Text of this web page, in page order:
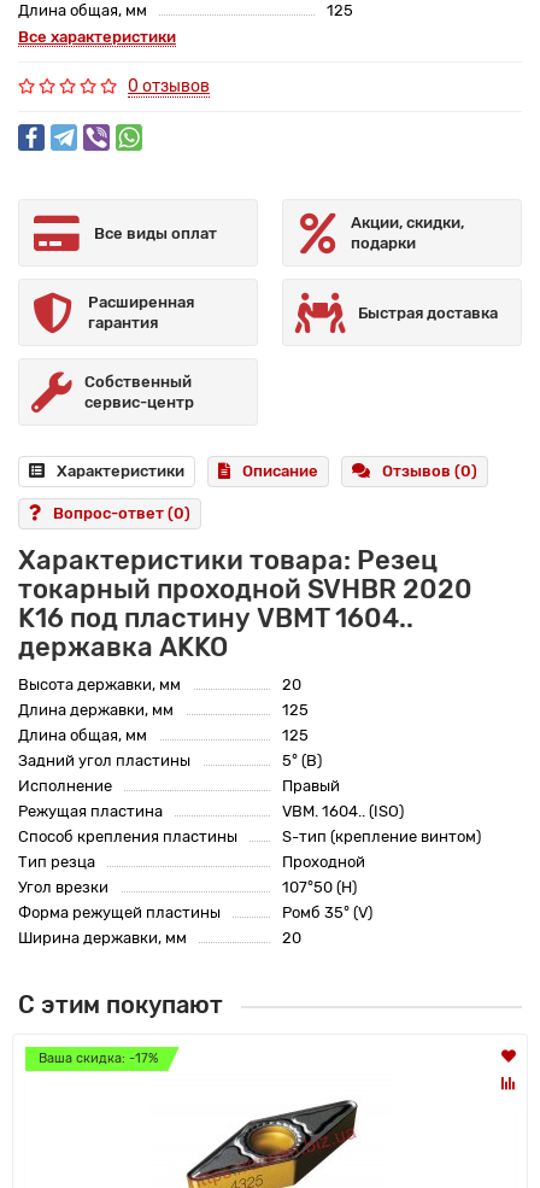
Длина общая, мм
125
Все характеристики
0 отзывов
Все виды оплат
Акции, скидки,
подарки
Расширенная
гарантия
Быстрая доставка
Собственный
сервис-центр
Характеристики Описание Отзывов (0)
Вопрос-ответ (0)
Характеристики товара: Резец
токарный проходной SVHBR 2020
K16 под пластину VBMT 1604..
державка AKKO
Высота державки, мм
20
Длина державки, мм
125
Длина общая, мм
125
Задний угол пластины
5° (B)
Исполнение
Правый
Режущая пластина
VBM. 1604.. (ISO)
Способ крепления пластины
S-тип (крепление винтом)
Тип резца
Проходной
Угол врезки
107°50 (H)
Форма режущей пластины
Ромб 35° (V)
Ширина державки, мм
20
С этим покупают
Ваша скидка: -17%